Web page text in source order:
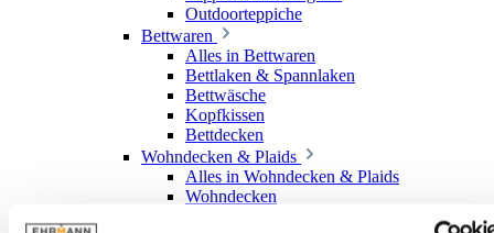
Outdoorteppiche
Bettwaren
Alles in Bettwaren
Bettlaken & Spannlaken
Bettwäsche
Kopfkissen
Bettdecken
Wohndecken & Plaids
Alles in Wohndecken & Plaids
Wohndecken